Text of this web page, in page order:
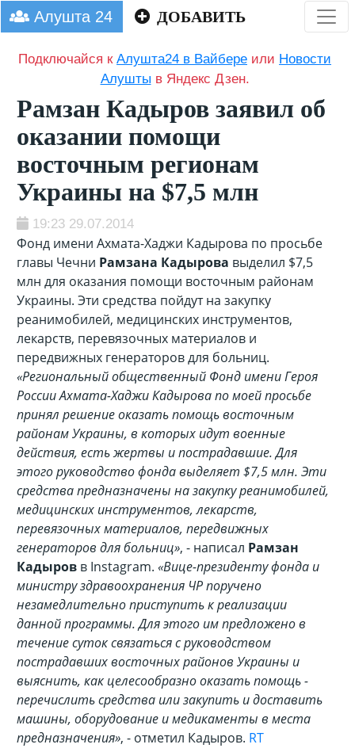
Алушта 24 ДОБАВИТЬ
Подключайся кАлушта24 в Вайбере или Новости
Алушты в Яндекс Дзен.
Рамзан Кадыров заявил об
оказании помощи
восточным регионам
Украины на $7,5 млн
19:23 29.07.2014
Фонд имени Ахмата-Хаджи Кадырова по просьбе
главы Чечни Рамзана Кадырова выделил $7,5
млн для оказания помощи восточным районам
Украины. Эти средства пойдут на закупку
реанимобилей, медицинских инструментов,
лекарств, перевязочных материалов и
передвижных генераторов для больниц.
«Региональный общественный Фонд имени Героя
России Ахмата-Хаджи Кадырова по моей просьбе
принял решение оказать помощь восточным
районам Украины, в которых идут военные
действия, есть жертвы и пострадавшие. Для
этого руководство фонда выделяет $7,5 млн. Эти
средства предназначены на закупку реанимобилей,
медицинских инструментов, лекарств,
перевязочных материалов, передвижных
генераторов для больниц», - написал Рамзан
Кадыров в Instagram. «Вице-президенту фонда и
министру здравоохранения ЧР поручено
незамедлительно приступить к реализации
данной программы. Для этого им предложено в
течение суток связаться с руководством
пострадавших восточных районов Украины и
выяснить, как целесообразно оказать помощь -
перечислить средства или закупить и доставить
машины, оборудование и медикаменты в места
предназначения», - отметил Кадыров. RT